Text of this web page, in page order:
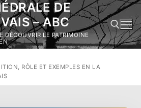
DE
– ABC
DÉCOUVRIR LE PATRIMOINE
Rechercher :
RÔLE ET EXEMPLES EN LA